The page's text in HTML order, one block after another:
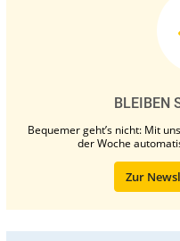
BLEIBEN
Bequemer geht’s nicht: Mit
der Woche
Zur